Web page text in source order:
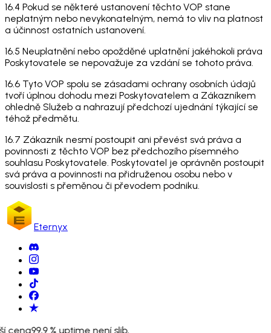
16.4 Pokud se některé ustanovení těchto VOP stane
neplatným nebo nevykonatelným, nemá to vliv na platnost
a účinnost ostatních ustanovení.
16.5 Neuplatnění nebo opožděné uplatnění jakéhokoli práva
Poskytovatele se nepovažuje za vzdání se tohoto práva.
16.6 Tyto VOP spolu se zásadami ochrany osobních údajů
tvoří úplnou dohodu mezi Poskytovatelem a Zákazníkem
ohledně Služeb a nahrazují předchozí ujednání týkající se
téhož předmětu.
16.7 Zákazník nesmí postoupit ani převést svá práva a
povinnosti z těchto VOP bez předchozího písemného
souhlasu Poskytovatele. Poskytovatel je oprávněn postoupit
svá práva a povinnosti na přidruženou osobu nebo v
souvislosti s přeměnou či převodem podniku.
Eternyx
cena99,9 % uptime není slib,